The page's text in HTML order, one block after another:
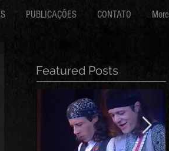
PUBLICAÇÕES CONTATO More
Featured Posts